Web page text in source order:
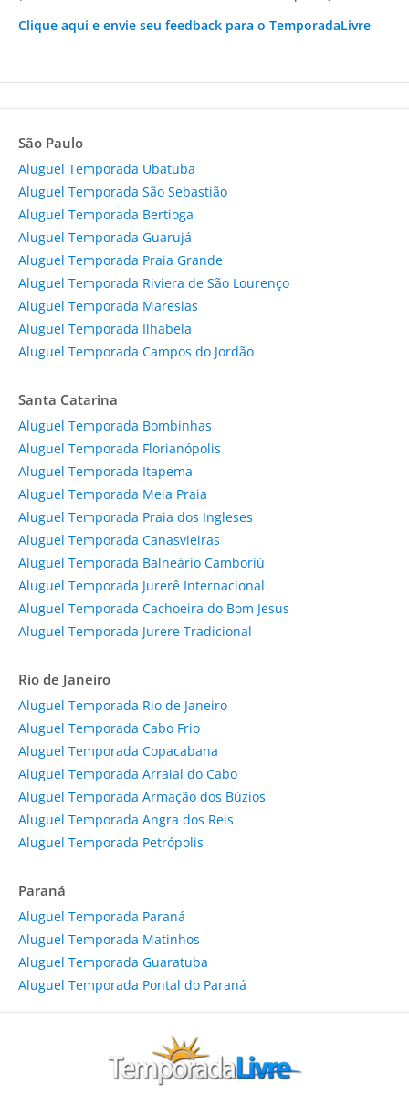
Clique aqui e envie seu feedback para o TemporadaLivre
São Paulo
Aluguel Temporada Ubatuba
Aluguel Temporada São Sebastião
Aluguel Temporada Bertioga
Aluguel Temporada Guarujá
Aluguel Temporada Praia Grande
Aluguel Temporada Riviera de São Lourenço
Aluguel Temporada Maresias
Aluguel Temporada Ilhabela
Aluguel Temporada Campos do Jordão
Santa Catarina
Aluguel Temporada Bombinhas
Aluguel Temporada Florianópolis
Aluguel Temporada Itapema
Aluguel Temporada Meia Praia
Aluguel Temporada Praia dos Ingleses
Aluguel Temporada Canasvieiras
Aluguel Temporada Balneário Camboriú
Aluguel Temporada Jurerê Internacional
Aluguel Temporada Cachoeira do Bom Jesus
Aluguel Temporada Jurere Tradicional
Rio de Janeiro
Aluguel Temporada Rio de Janeiro
Aluguel Temporada Cabo Frio
Aluguel Temporada Copacabana
Aluguel Temporada Arraial do Cabo
Aluguel Temporada Armação dos Búzios
Aluguel Temporada Angra dos Reis
Aluguel Temporada Petrópolis
Paraná
Aluguel Temporada Paraná
Aluguel Temporada Matinhos
Aluguel Temporada Guaratuba
Aluguel Temporada Pontal do Paraná